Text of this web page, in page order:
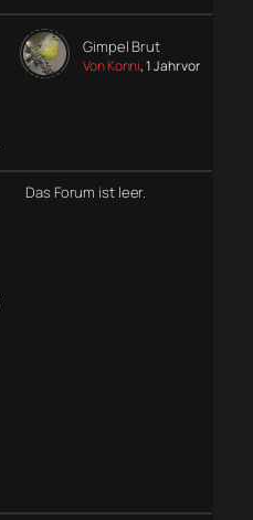
Gimpel Brut
Von Konni, 1 Jahr vor
Das Forum ist leer.